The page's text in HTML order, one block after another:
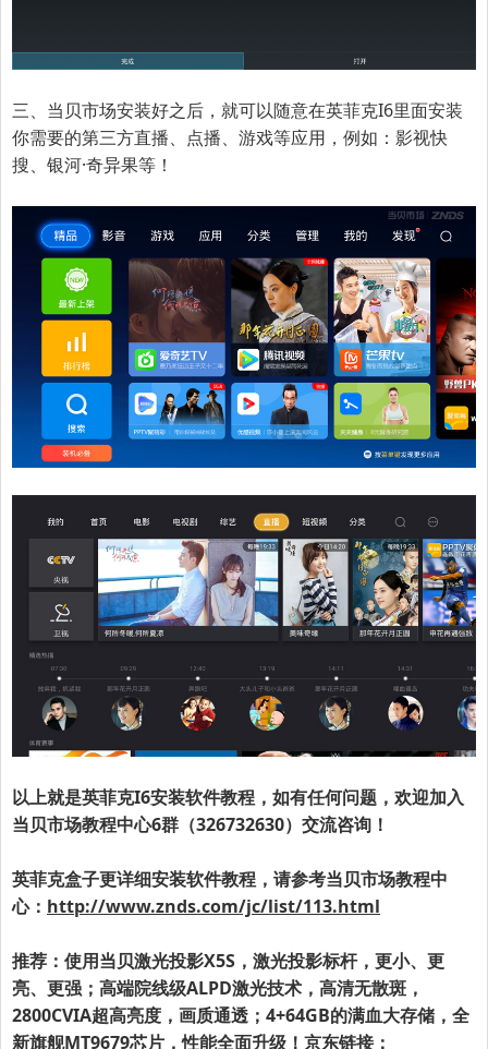
三、当贝市场安装好之后，就可以随意在英菲克I6里面安装
你需要的第三方直播、点播、游戏等应用，例如：影视快
搜、银河·奇异果等！
以上就是英菲克I6安装软件教程，如有任何问题，欢迎加入
当贝市场教程中心6群（326732630）交流咨询！
英菲克盒子更详细安装软件教程，请参考当贝市场教程中
心： http://www.znds.com/jc/list/113.html
推荐：使用当贝激光投影X5S，激光投影标杆，更小、更
亮、更强；高端院线级ALPD激光技术，高清无散斑，
2800CVIA超高亮度，画质通透；4+64GB的满血大存储，全
新旗舰MT9679芯片，性能全面升级！京东链接：